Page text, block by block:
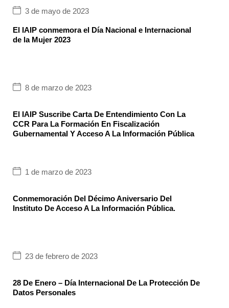
3 de mayo de 2023
El IAIP conmemora el Día Nacional e Internacional
de la Mujer 2023
8 de marzo de 2023
El IAIP Suscribe Carta De Entendimiento Con La
CCR Para La Formación En Fiscalización
Gubernamental Y Acceso A La Información Pública
1 de marzo de 2023
Conmemoración Del Décimo Aniversario Del
Instituto De Acceso A La Información Pública.
23 de febrero de 2023
28 De Enero – Día Internacional De La Protección De
Datos Personales